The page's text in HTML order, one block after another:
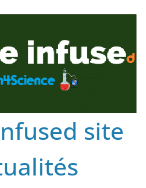
site